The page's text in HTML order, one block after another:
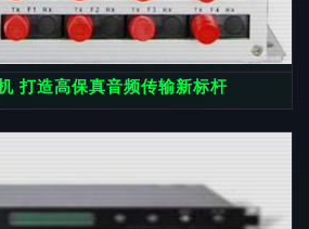
打造高保真音频传输新标杆